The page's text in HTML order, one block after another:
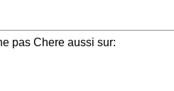
pas Chere aussi sur: